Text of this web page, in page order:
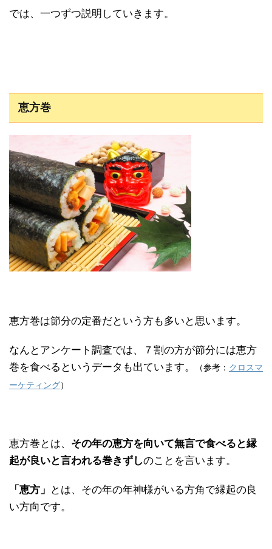
では、一つずつ説明していきます。
恵方巻
恵方巻は節分の定番だという方も多いと思います。
なんとアンケート調査では、７割の方が節分には恵方
巻を食べるというデータも出ています。
（参考： クロスマ
ーケティング）
恵方巻とは、 その年の恵方を向いて無言で食べると縁
起が良いと言われる巻きずしのことを言います。
「恵方」
とは、その年の年神様がいる方角で縁起の良
い方向です。